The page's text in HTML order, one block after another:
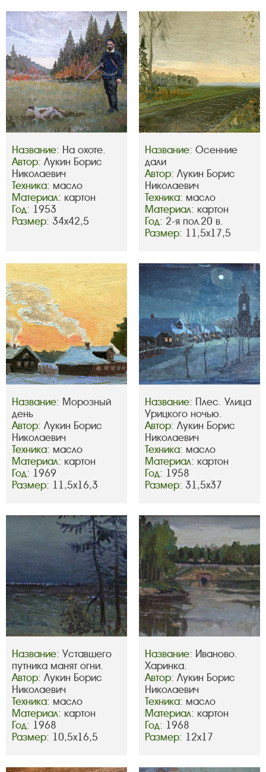
Название: На охоте.
Автор: Лукин Борис
Николаевич
Техника: масло
Материал: картон
Год: 1953
Размер: 34х42,5
Название: Осенние
дали
Автор: Лукин Борис
Николаевич
Техника: масло
Материал: картон
Год: 2-я пол.20 в.
Размер: 11,5х17,5
Название: Морозный
день
Автор: Лукин Борис
Николаевич
Техника: масло
Материал: картон
Год: 1969
Размер: 11,5х16,3
Название: Плес. Улица
Урицкого ночью.
Автор: Лукин Борис
Николаевич
Техника: масло
Материал: картон
Год: 1958
Размер: 31,5х37
Название: Уставшего
путника манят огни.
Автор: Лукин Борис
Николаевич
Техника: масло
Материал: картон
Год: 1968
Размер: 10,5х16,5
Название: Иваново.
Харинка.
Автор: Лукин Борис
Николаевич
Техника: масло
Материал: картон
Год: 1968
Размер: 12х17